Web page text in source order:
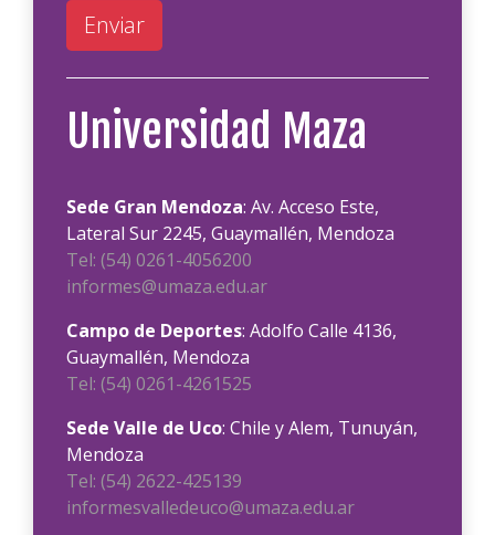
Enviar
Universidad Maza
Sede Gran Mendoza: Av. Acceso Este,
Lateral Sur 2245, Guaymallén, Mendoza
Tel: (54) 0261-4056200
informes@umaza.edu.ar
Campo de Deportes: Adolfo Calle 4136,
Guaymallén, Mendoza
Tel: (54) 0261-4261525
Sede Valle de Uco: Chile y Alem, Tunuyán,
Mendoza
Tel: (54) 2622-425139
informesvalledeuco@umaza.edu.ar